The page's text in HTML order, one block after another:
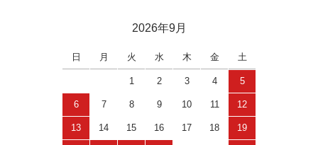
2026年9月
日 月 火 水 木 金 土
1 2 3 4 5
6 7 8 9 10 11 12
13 14 15 16 17 18 19